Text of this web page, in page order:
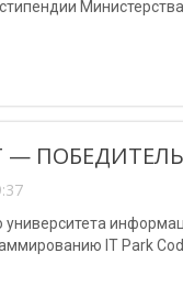
ПОБЕДИТЕЛЬ
университета
IT Park